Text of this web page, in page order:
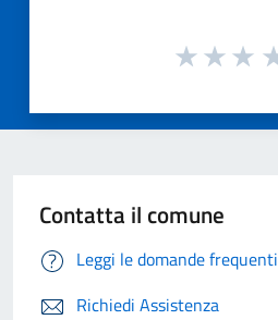
Contatta il comune
Leggi le domande frequenti
Richiedi Assistenza